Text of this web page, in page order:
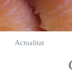
Actualitat